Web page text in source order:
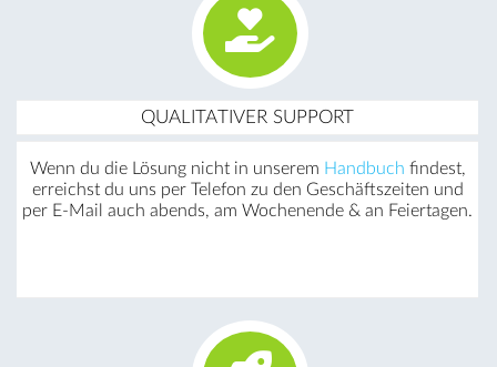
QUALITATIVER SUPPORT
Wenn du die Lösung nicht in unserem Handbuch findest,
erreichst du uns per Telefon zu den Geschäftszeiten und
per E-Mail auch abends, am Wochenende & an Feiertagen.